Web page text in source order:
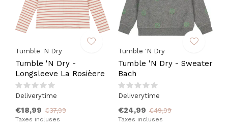
Tumble 'N Dry
Tumble 'N Dry -
Longsleeve La Rosièere
Deliverytime
€18,99 €37,99
Taxes incluses
Tumble 'N Dry
Tumble 'N Dry - Sweater
Bach
Deliverytime
€24,99 €49,99
Taxes incluses